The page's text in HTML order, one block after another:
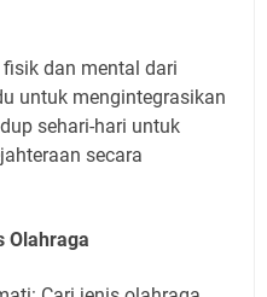
dan mental dari
untuk mengintegrasikan
sehari-hari untuk
secara
Olahraga